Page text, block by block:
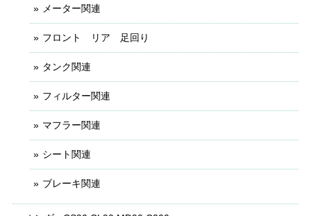
メーター関連
フロント リア 足回り
タンク関連
フィルター関連
マフラー関連
シート関連
ブレーキ関連